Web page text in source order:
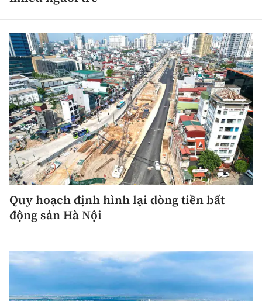
Quy hoạch định hình lại dòng tiền bất
động sản Hà Nội